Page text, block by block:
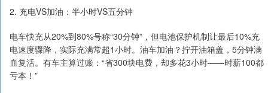
2. 充电VS加油：半小时VS五分钟
电车快充从20%到80%号称“30分钟”，但电池保护机制让最后10%充
电速度骤降，实际充满常超1小时。油车加油？拧开油箱盖，5分钟满
血复活。有车主算过账：“省300块电费，却多花3小时——时薪100都
亏本！”